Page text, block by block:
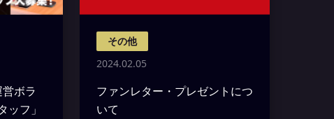
ボラ
ッフ」
その他
2024.02.05
ファンレター・プレゼントにつ
いて